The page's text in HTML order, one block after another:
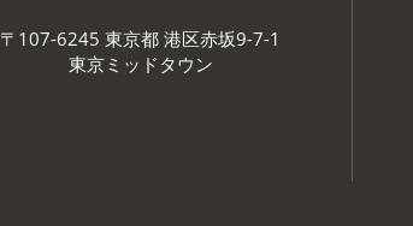
〒107-6245 東京都 港区赤坂9-7-1
東京ミッドタウン